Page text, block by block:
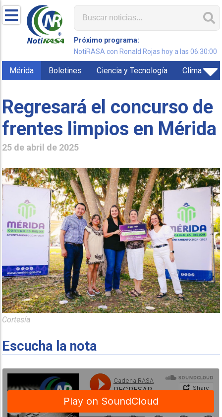
Próximo programa:
NotiRASA con Ronald Rojas hoy a las 06:30:00
Mérida Boletines Ciencia y Tecnología Clima
Regresará el concurso de
frentes limpios en Mérida
25 de abril de 2025
Cortesía
Escucha la nota